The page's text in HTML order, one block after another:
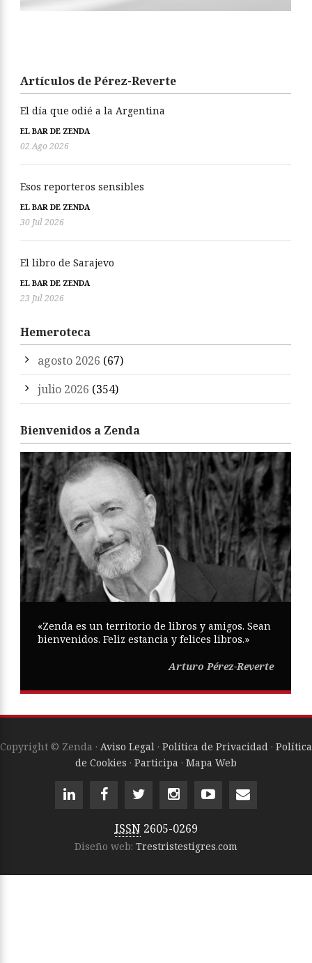
Artículos de Pérez-Reverte
El día que odié a la Argentina
EL BAR DE ZENDA
02 Ago 2026
Esos reporteros sensibles
EL BAR DE ZENDA
30 Jul 2026
El libro de Sarajevo
EL BAR DE ZENDA
23 Jul 2026
Hemeroteca
agosto 2026 (67)
julio 2026 (354)
Bienvenidos a Zenda
«Zenda es un territorio de libros y amigos. Sean
bienvenidos. Feliz estancia y felices libros.»
Arturo Pérez-Reverte
Copyright © Zenda · Aviso Legal · Política de Privacidad · Política
de Cookies · Participa · Mapa Web
ISSN 2605-0269
Diseño web: Trestristestigres.com